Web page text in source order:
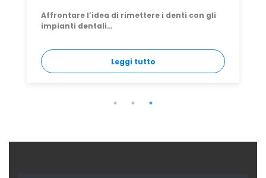
i denti con gli
Leggi tutto